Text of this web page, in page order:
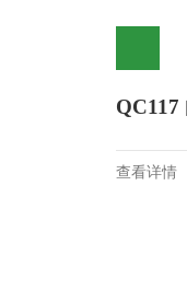
QC117
查看详情